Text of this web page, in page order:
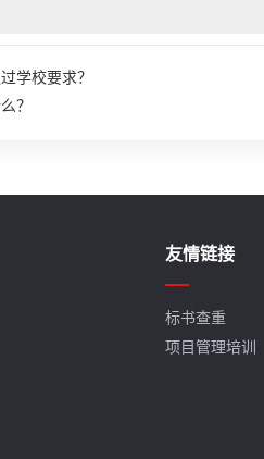
学校要求？
？
友情链接
标书查重
项目管理培训